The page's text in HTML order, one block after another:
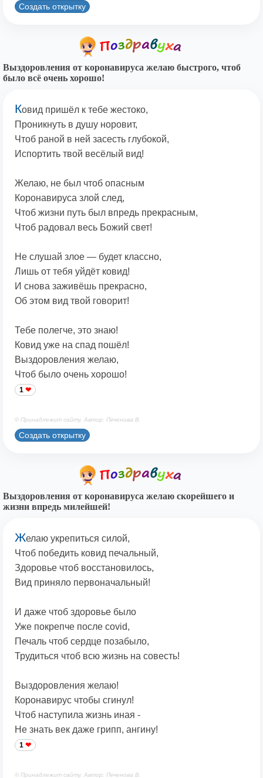
Создать открытку
Выздоровления от коронавируса желаю быстрого, чтоб
было всё очень хорошо!
Ковид пришёл к тебе жестоко,
Проникнуть в душу норовит,
Чтоб раной в ней засесть глубокой,
Испортить твой весёлый вид!
Желаю, не был чтоб опасным
Коронавируса злой след,
Чтоб жизни путь был впредь прекрасным,
Чтоб радовал весь Божий свет!
Не слушай злое — будет классно,
Лишь от тебя уйдёт ковид!
И снова заживёшь прекрасно,
Об этом вид твой говорит!
Тебе полегче, это знаю!
Ковид уже на спад пошёл!
Выздоровления желаю,
Чтоб было очень хорошо!
1
© Принадлежит сайту. Автор: Печенова В.
Создать открытку
Выздоровления от коронавируса желаю скорейшего и
жизни впредь милейшей!
Желаю укрепиться силой,
Чтоб победить ковид печальный,
Здоровье чтоб восстановилось,
Вид приняло первоначальный!
И даже чтоб здоровье было
Уже покрепче после covid,
Печаль чтоб сердце позабыло,
Трудиться чтоб всю жизнь на совесть!
Выздоровления желаю!
Коронавирус чтобы сгинул!
Чтоб наступила жизнь иная -
Не знать век даже грипп, ангину!
1
© Принадлежит сайту. Автор: Печенова В.